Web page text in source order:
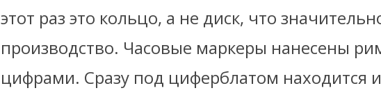
этот раз это кольцо, а не диск, что
производство. Часовые маркеры нанесены
цифрами. Сразу под циферблатом находится